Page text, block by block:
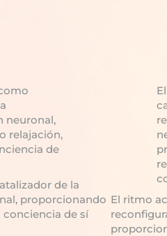
neuronal,
relajación,
de
de la
proporcionando
de sí
El ritmo